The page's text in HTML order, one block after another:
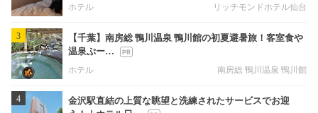
ホテル
リッチモンドホテル仙台
3
【千葉】南房総 鴨川温泉 鴨川館の初夏避暑旅！客室食や
温泉ぷー…
ホテル
南房総 鴨川温泉 鴨川館
4
金沢駅直結の上質な眺望と洗練されたサービスでお迎